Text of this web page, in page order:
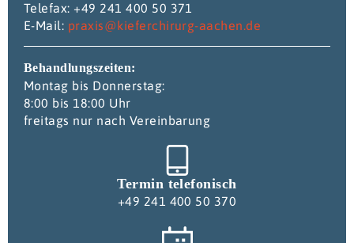
Telefax: +49 241 400 50 371
E-Mail: praxis@kieferchirurg-aachen.de
Behandlungszeiten:
Montag bis Donnerstag:
8:00 bis 18:00 Uhr
freitags nur nach Vereinbarung
Termin telefonisch
+49 241 400 50 370